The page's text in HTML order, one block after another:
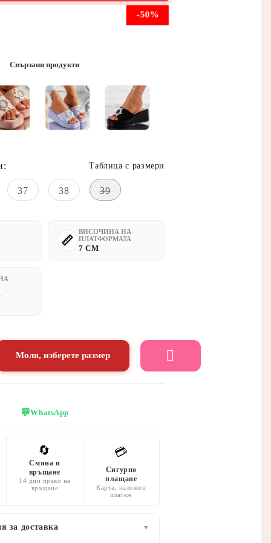
-50%
Свързани продукти
Таблица с размери
37 38 39
ВИСОЧИНА НА
ПЛАТФОРМАТА
7 CM
Моля, изберете размер
💬WhatsApp
🔄
Смяна и
връщане
14 дни право на
връщане
💳
Сигурно
плащане
Карта, наложен
платеж
за доставка ▼